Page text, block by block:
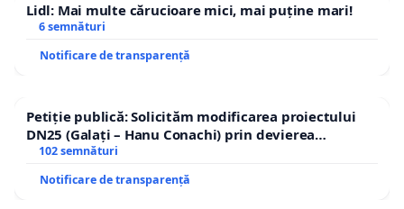
Lidl: Mai multe cărucioare mici, mai puține mari!
6 semnături
Notificare de transparență
Petiție publică: Solicităm modificarea proiectului
DN25 (Galați – Hanu Conachi) prin devierea
traseului în afara localităților!
102 semnături
Notificare de transparență